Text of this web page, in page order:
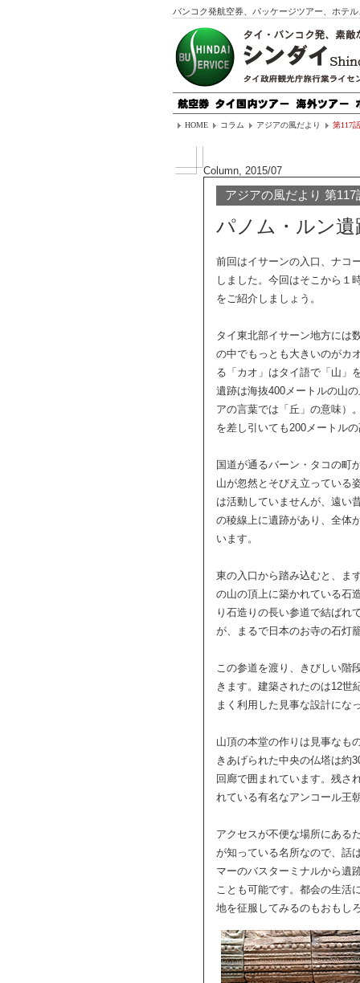
バンコク発航空券、パッケージツアー、ホテ
HOME コラム アジアの風だより 第117話
Column, 2015/07
アジアの風だより 第117
パノム・ルン遺
前回はイサーンの入口、ナコ
しました。今回はそこから１
をご紹介しましょう。
タイ東北部イサーン地方には
の中でもっとも大きいのがカ
る「カオ」はタイ語で「山」
遺跡は海抜400メートルの山
アの言葉では「丘」の意味）
を差し引いても200メートル
国道が通るバーン・タコの町
山が忽然とそびえ立っている
は活動していませんが、遠い
の稜線上に遺跡があり、全体
います。
東の入口から踏み込むと、ま
の山の頂上に築かれている石
り石造りの長い参道で結ばれ
が、まるで日本のお寺の石灯
この参道を渡り、きびしい階
きます。建築されたのは12世
まく利用した見事な設計にな
山頂の本堂の作りは見事なも
きあげられた中央の仏塔は約
回廊で囲まれています。残さ
れている有名なアンコール王
アクセスが不便な場所にある
が知っている名所なので、話
マーのバスターミナルから遺
ことも可能です。都会の生活
地を征服してみるのもおもし